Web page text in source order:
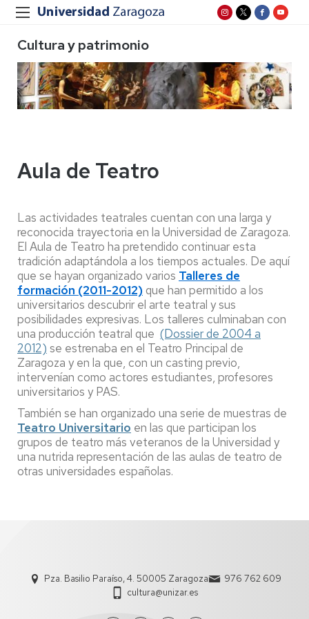
Cultura y patrimonio
Aula de Teatro
Las actividades teatrales cuentan con una larga y
reconocida trayectoria en la Universidad de Zaragoza.
El Aula de Teatro ha pretendido continuar esta
tradición adaptándola a los tiempos actuales. De aquí
que se hayan organizado varios Talleres de
formación (2011-2012) que han permitido a los
universitarios descubrir el arte teatral y sus
posibilidades expresivas. Los talleres culminaban con
una producción teatral que (Dossier de 2004 a
2012) se estrenaba en el Teatro Principal de
Zaragoza y en la que, con un casting previo,
intervenían como actores estudiantes, profesores
universitarios y PAS.
También se han organizado una serie de muestras de
Teatro Universitario en las que participan los
grupos de teatro más veteranos de la Universidad y
una nutrida representación de las aulas de teatro de
otras universidades españolas.
Pza. Basilio Paraíso, 4. 50005 Zaragoza
976 762 609
cultura@unizar.es